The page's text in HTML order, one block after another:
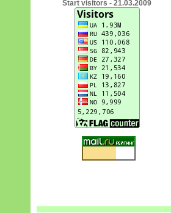
Start visitors - 21.03.2009